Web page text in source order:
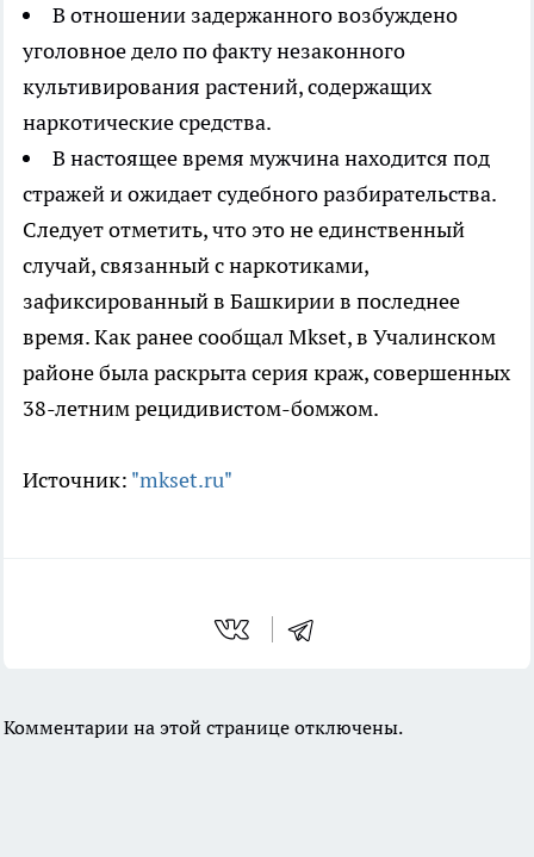
В отношении задержанного возбуждено
уголовное дело по факту незаконного
культивирования растений, содержащих
наркотические средства.
В настоящее время мужчина находится под
стражей и ожидает судебного разбирательства.
Следует отметить, что это не единственный
случай, связанный с наркотиками,
зафиксированный в Башкирии в последнее
время. Как ранее сообщал Mkset, в Учалинском
районе была раскрыта серия краж, совершенных
38-летним рецидивистом-бомжом.
Источник: "mkset.ru"
Комментарии на этой странице отключены.